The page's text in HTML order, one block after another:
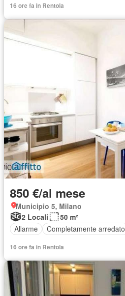
16 ore fa in Rentola
850 €/al mese
Municipio 5, Milano
2 Locali
50 m²
Allarme
Completamente arredato
16 ore fa in Rentola